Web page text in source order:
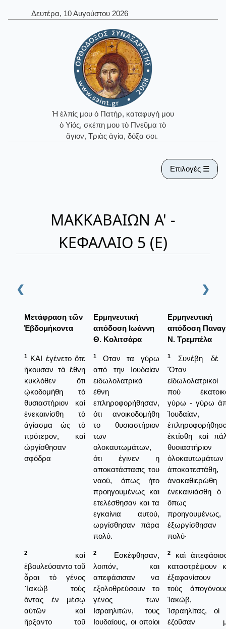
Δευτέρα, 10 Αυγούστου 2026
Ἡ ἐλπίς μου ὁ Πατήρ, καταφυγή μου
ὁ Υἱός, σκέπη μου τὸ Πνεῦμα τὸ
ἅγιον, Τριὰς ἁγία, δόξα σοι.
Επιλογές ☰
ΜΑΚΚΑΒΑΙΩΝ Α' -
ΚΕΦΑΛΑΙΟ 5 (Ε)
❮ ❯
Μετάφραση τῶν
Ἑβδομήκοντα
Ερμηνευτική
απόδοση Ιωάννη
Θ. Κολιτσάρα
Ερμηνευτική
απόδοση
Ν. Τρεμπέλα
1 ΚΑΙ ἐγένετο ὅτε
ἤκουσαν τὰ ἔθνη
κυκλόθεν ὅτι
ᾠκοδομήθη τὸ
θυσιαστήριον καὶ
ἐνεκαινίσθη τὸ
ἁγίασμα ὡς τὸ
πρότερον, καὶ
ὠργίσθησαν
σφόδρα
1
Οταν τα γύρω
από την Ιουδαίαν
ειδωλολατρικά
έθνη
επληροφορήθησαν,
ότι ανοικοδομήθη
το θυσιαστήριον
των
ολοκαυτωμάτων,
ότι έγινεν η
αποκατάστασις του
ναού, όπως ήτο
προηγουμένως και
ετελέσθησαν και τα
εγκαίνια αυτού,
ωργίσθησαν πάρα
πολύ.
1
Συνέβη δὲ
Ὅταν
ποὺ
γύρω - γύρω
Ἰουδαίαν,
ἐκτίσθη καὶ
ὁλοκαυτωμάτων
ἀποκατεστάθη,
ἐνεκαινιάσθη
ὅπως
προηγουμένως,
πολύ·
2
καὶ
ἐβουλεύσαντο τοῦ
ἆραι τὸ γένος
᾿Ιακώβ τοὺς
ὄντας ἐν μέσῳ
αὐτῶν καὶ
ἤρξαντο τοῦ
2
Εσκέφθησαν,
λοιπόν, και
απεφάσισαν να
εξολοθρεύσουν το
γένος των
Ισραηλιτών, τους
Ιουδαίους, οι οποίοι
2
καὶ
καταστρέψουν
ἑξαφανίσουν
τοὺς
Ἰακώβ,
Ἰσραηλίτας, οἱ
ἐζοῦσαν